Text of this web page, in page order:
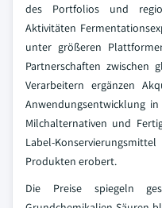
des Portfolios und
Aktivitäten
unter größeren
Partnerschaften zwischen
Verarbeitern ergänzen
Anwendungsentwicklung
Milchalternativen und
Label-
Produkten erobert.
Die Preise spiegeln